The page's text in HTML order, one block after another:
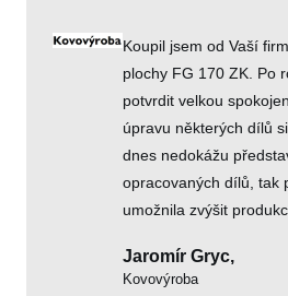
Koupil jsem od Vaší
plochy FG 170 ZK. Po
potvrdit velkou
úpravu některých dílů
dnes nedokážu
opracovaných dílů, tak
umožnila zvýšit
Jaromír Gryc,
Kovovýroba